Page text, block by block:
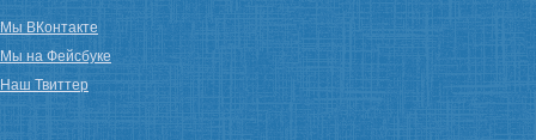
Мы ВКонтакте
Мы на Фейсбуке
Наш Твиттер